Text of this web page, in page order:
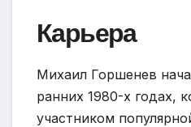
Карьера
Михаил Горшенев
ранних 1980-х годах,
участником